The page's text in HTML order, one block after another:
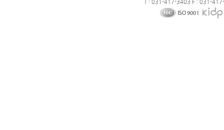
T : 031-417-3403 F : 031-